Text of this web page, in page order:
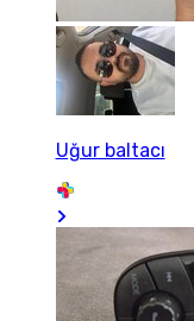
Uğur baltacı